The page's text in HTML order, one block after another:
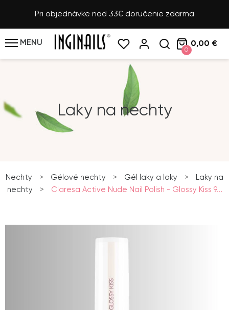
Pri objednávke nad 33€ doručenie zdarma
MENU
0
0,00 €
Laky na nechty
Nechty > Gélové nechty > Gél laky a laky >
Laky na
nechty
> Claresa Active Nude Nail Polish - Glossy Kiss 9...